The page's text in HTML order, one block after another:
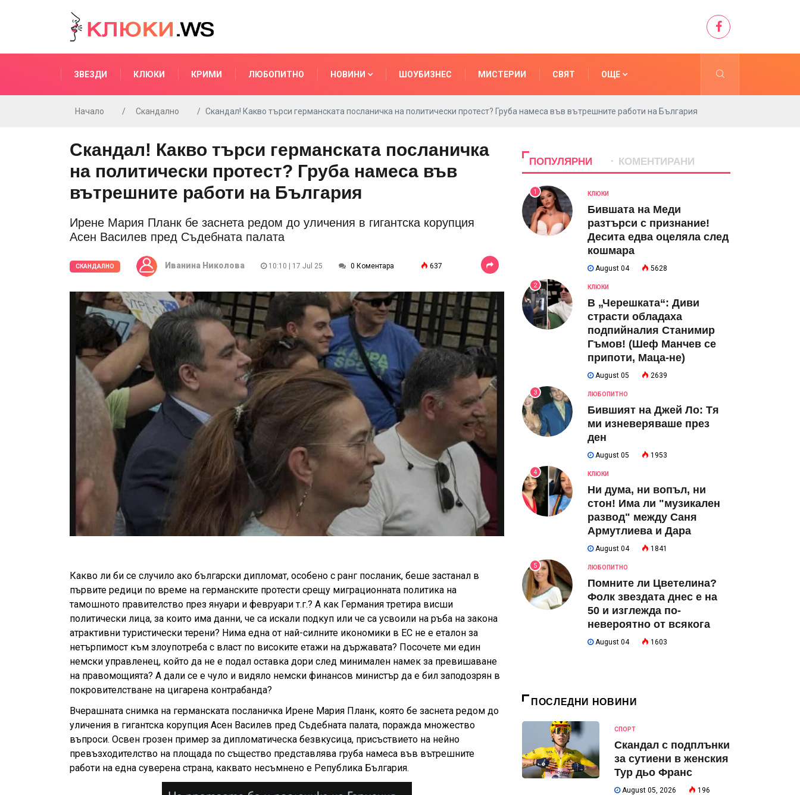
ЗВЕЗДИ КЛЮКИ КРИМИ ЛЮБОПИТНО НОВИНИ ШОУБИЗНЕС МИСТЕРИИ СВЯТ ОЩЕ
Начало Скандално Скандал! Какво търси германската посланичка на политически протест? Груба намеса във вътрешните работи на България
Скандал! Какво търси германската посланичка
на политически протест? Груба намеса във
вътрешните работи на България
Ирене Мария Планк бе заснета редом до уличения в гигантска корупция
Асен Василев пред Съдебната палата
СКАНДАЛНО Иванина Николова 10:10 | 17 Jul 25 0 Коментара 637
Какво ли би се случило ако български дипломат, особено с ранг посланик, беше застанал в
първите редици по време на германските протести срещу миграционната политика на
тамошното правителство през януари и февруари т.г.? А как Германия третира висши
политически лица, за които има данни, че са искали подкуп или че са усвоили на ръба на закона
атрактивни туристически терени? Нима една от най-силните икономики в ЕС не е еталон за
нетърпимост към злоупотреба с власт по високите етажи на държавата? Посочете ми един
немски управленец, който да не е подал оставка дори след минимален намек за превишаване
на правомощията? А дали се е чуло и видяло немски финансов министър да е бил заподозрян в
покровителстване на цигарена контрабанда?
Вчерашната снимка на германската посланичка Ирене Мария Планк, която бе заснета редом до
уличения в гигантска корупция Асен Василев пред Съдебната палата, поражда множество
въпроси. Освен грозен пример за дипломатическа безвкусица, присъствието на нейно
превъзходителство на площада по същество представлява груба намеса във вътрешните
работи на една суверена страна, каквато несъмнено е Република България.
ПОПУЛЯРНИ КОМЕНТИРАНИ
1 КЛЮКИ
Бившата на Меди
разтърси с признание!
Десита едва оцеляла след
кошмара
August 04 5628
2 КЛЮКИ
В „Черешката“: Диви
страсти обладаха
подпийналия Станимир
Гъмов! (Шеф Манчев се
припоти, Маца-не)
August 05 2639
3 ЛЮБОПИТНО
Бившият на Джей Ло: Тя
ми изневеряваше през
ден
August 05 1953
4 КЛЮКИ
Ни дума, ни вопъл, ни
стон! Има ли "музикален
развод" между Саня
Армутлиева и Дара
August 04 1841
5 ЛЮБОПИТНО
Помните ли Цветелина?
Фолк звездата днес е на
50 и изглежда по-
невероятно от всякога
August 04 1603
ПОСЛЕДНИ НОВИНИ
СПОРТ
Скандал с подплънки
за сутиени в женския
Тур дьо Франс
August 05, 2026 196